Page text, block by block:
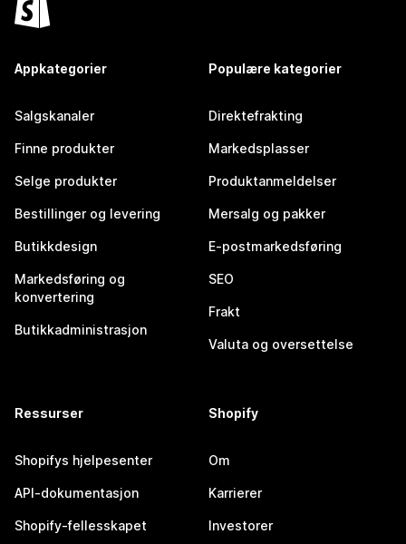
Appkategorier
Salgskanaler
Finne produkter
Selge produkter
Bestillinger og levering
Butikkdesign
Markedsføring og
konvertering
Butikkadministrasjon
Populære kategorier
Direktefrakting
Markedsplasser
Produktanmeldelser
Mersalg og pakker
E-postmarkedsføring
SEO
Frakt
Valuta og oversettelse
Ressurser
Shopifys hjelpesenter
API-dokumentasjon
Shopify-fellesskapet
Shopify
Om
Karrierer
Investorer